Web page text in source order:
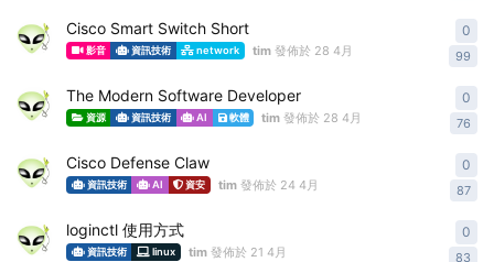
Cisco Smart Switch Short
影音 資訊技術 network tim 發佈於 28 4月 99
0
The Modern Software Developer
資源 資訊技術 AI 軟體 tim 發佈於 28 4月 76
0
Cisco Defense Claw
資訊技術 AI 資安 tim 發佈於 24 4月 87
0
loginctl 使用方式
資訊技術 linux tim發佈於 21 4月 83
0